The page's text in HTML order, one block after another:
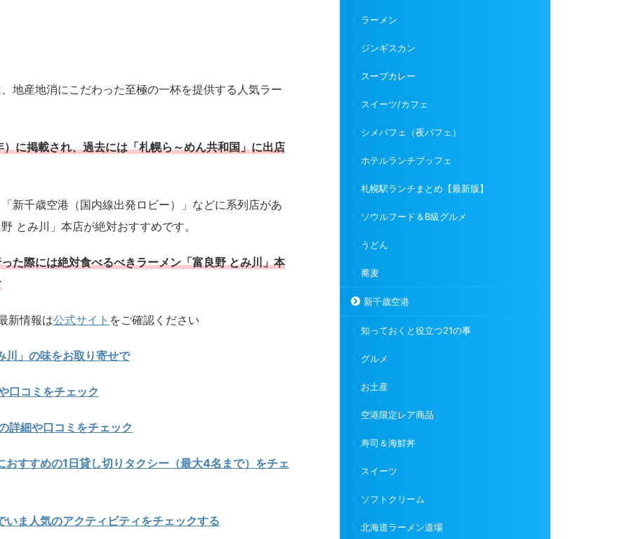
地産地消にこだわった至極の一杯を提供する人気ラー
に掲載され、過去には「札幌ら～めん共和国」に出店
新千歳空港（国内線出発ロビー）」などに系列店があ
とみ川」本店が絶対おすすめです。
た際には絶対食べるべきラーメン「富良野 とみ川」本
新情報は公式サイト をご確認ください
」の味をお取り寄せで
口コミをチェック
細や口コミをチェック
すすめの1日貸し切りタクシー（最大4名まで）をチェ
ま人気のアクティビティをチェックする
ラーメン
ジンギスカン
スープカレー
スイーツ/カフェ
シメパフェ（夜パフェ）
ホテルランチブッフェ
札幌駅ランチまとめ【最新版】
ソウルフード＆B級グルメ
うどん
蕎麦
新千歳空港
知っておくと役立つ21の事
グルメ
お土産
空港限定レア商品
寿司＆海鮮丼
スイーツ
ソフトクリーム
北海道ラーメン道場